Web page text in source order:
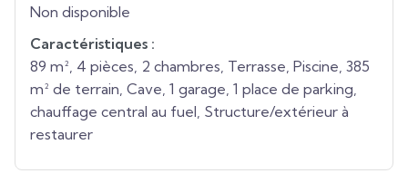
Non disponible
Caractéristiques :
89 m², 4 pièces, 2 chambres, Terrasse, Piscine, 385
m² de terrain, Cave, 1 garage, 1 place de parking,
chauffage central au fuel, Structure/extérieur à
restaurer